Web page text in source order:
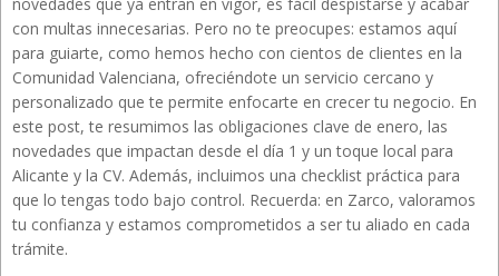
con multas innecesarias. Pero no te preocupes: estamos aquí
para guiarte, como hemos hecho con cientos de clientes en la
Comunidad Valenciana, ofreciéndote un servicio cercano y
personalizado que te permite enfocarte en crecer tu negocio. En
este post, te resumimos las obligaciones clave de enero, las
novedades que impactan desde el día 1 y un toque local para
Alicante y la CV. Además, incluimos una checklist práctica para
que lo tengas todo bajo control. Recuerda: en Zarco, valoramos
tu confianza y estamos comprometidos a ser tu aliado en cada
trámite.